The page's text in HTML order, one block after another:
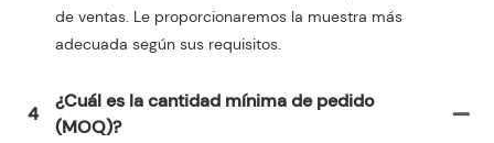
de ventas. Le proporcionaremos la muestra más
adecuada según sus requisitos.
4
¿Cuál es la cantidad mínima de pedido
(MOQ)?